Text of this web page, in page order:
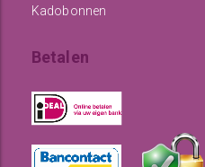
Kadobonnen
Betalen